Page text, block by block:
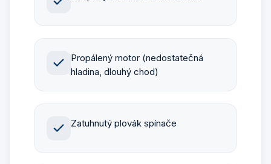
Propálený motor (nedostatečná
hladina, dlouhý chod)
Zatuhnutý plovák spínače